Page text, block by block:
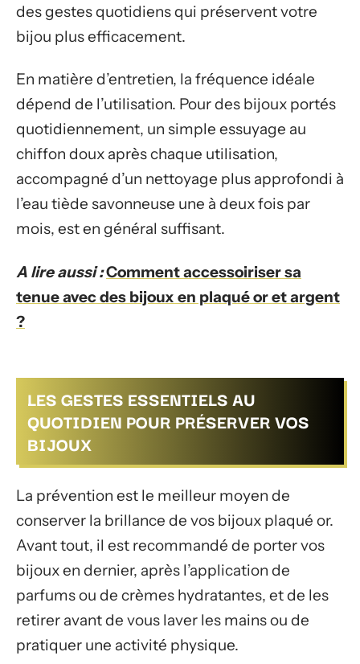
des gestes quotidiens qui préservent votre
bijou plus efficacement.
En matière d’entretien, la fréquence idéale
dépend de l’utilisation. Pour des bijoux portés
quotidiennement, un simple essuyage au
chiffon doux après chaque utilisation,
accompagné d’un nettoyage plus approfondi à
l’eau tiède savonneuse une à deux fois par
mois, est en général suffisant.
A lire aussi :Comment accessoiriser sa
tenue avec des bijoux en plaqué or et argent
?
LES GESTES ESSENTIELS AU
QUOTIDIEN POUR PRÉSERVER VOS
BIJOUX
La prévention est le meilleur moyen de
conserver la brillance de vos bijoux plaqué or.
Avant tout, il est recommandé de porter vos
bijoux en dernier, après l’application de
parfums ou de crèmes hydratantes, et de les
retirer avant de vous laver les mains ou de
pratiquer une activité physique.